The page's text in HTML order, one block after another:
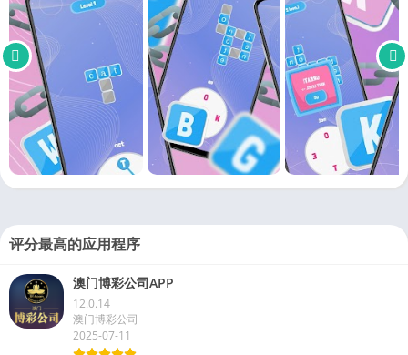
评分最高的应用程序
澳门博彩公司APP
12.0.14
澳门博彩公司
2025-07-11